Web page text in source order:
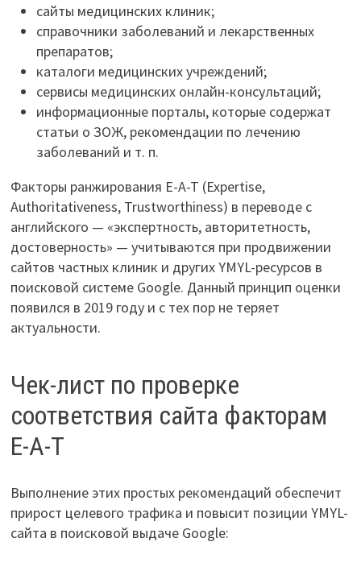
сайты медицинских клиник;
справочники заболеваний и лекарственных
препаратов;
каталоги медицинских учреждений;
сервисы медицинских онлайн-консультаций;
информационные порталы, которые содержат
статьи о ЗОЖ, рекомендации по лечению
заболеваний и т. п.
Факторы ранжирования E-A-T (Expertise,
Authoritativeness, Trustworthiness) в переводе с
английского — «экспертность, авторитетность,
достоверность» — учитываются при продвижении
сайтов частных клиник и других YMYL-ресурсов в
поисковой системе Google. Данный принцип оценки
появился в 2019 году и с тех пор не теряет
актуальности.
Чек-лист по проверке
соответствия сайта факторам
Е-А-T
Выполнение этих простых рекомендаций обеспечит
прирост целевого трафика и повысит позиции YMYL-
сайта в поисковой выдаче Google: